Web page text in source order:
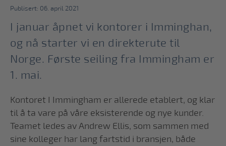
Publisert: 06. april 2021
I januar åpnet vi kontorer i Imminghan,
og nå starter vi en direkterute til
Norge. Første seiling fra Immingham er
1. mai.
Kontoret I Immingham er allerede etablert, og klar
til å ta vare på våre eksisterende og nye kunder.
Teamet ledes av Andrew Ellis, som sammen med
sine kolleger har lang fartstid i bransjen, både